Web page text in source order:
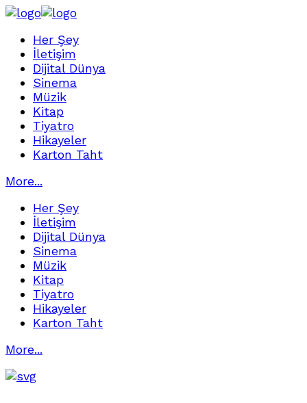
Her Şey
İletişim
Dijital Dünya
Sinema
Müzik
Kitap
Tiyatro
Hikayeler
Karton Taht
More...
Her Şey
İletişim
Dijital Dünya
Sinema
Müzik
Kitap
Tiyatro
Hikayeler
Karton Taht
More...